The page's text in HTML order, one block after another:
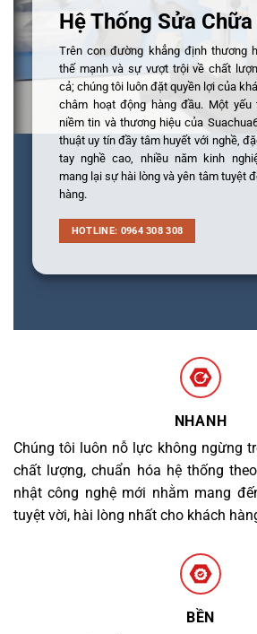
Hệ Thống Sửa Chữa
Trên con đường khẳng định thương
thế mạnh và sự vượt trội về chất
cả; chúng tôi luôn đặt quyền lợi của
châm hoạt động hàng đầu. Một
niềm tin và thương hiệu của
thuật uy tín đầy tâm huyết với nghề,
tay nghề cao, nhiều năm kinh
mang lại sự hài lòng và yên tâm tuyệt
hàng.
HOTLINE: 0964 308 308
NHANH
Chúng tôi luôn nỗ lực không ngừng
chất lượng, chuẩn hóa hệ thống
nhật công nghệ mới nhằm mang
tuyệt vời, hài lòng nhất cho khách
BỀN